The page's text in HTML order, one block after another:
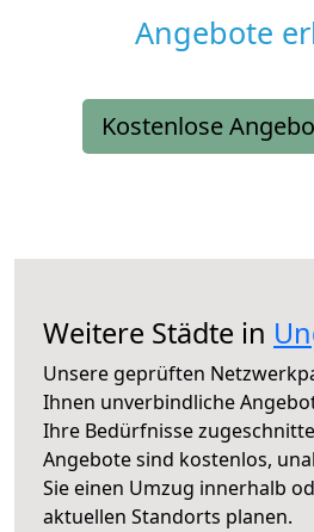
Angebote
Kostenlose
Weitere Städte in
Unsere geprüften
Ihnen unverbindliche
Ihre Bedürfnisse
Angebote sind kostenlos,
Sie einen Umzug innerhalb
aktuellen Standorts planen.